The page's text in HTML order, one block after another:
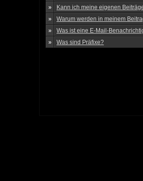
»
Kann ich meine eigenen
»
Warum werden in meinem
»
Was ist eine E-Mail-
»
Was sind Präfixe?